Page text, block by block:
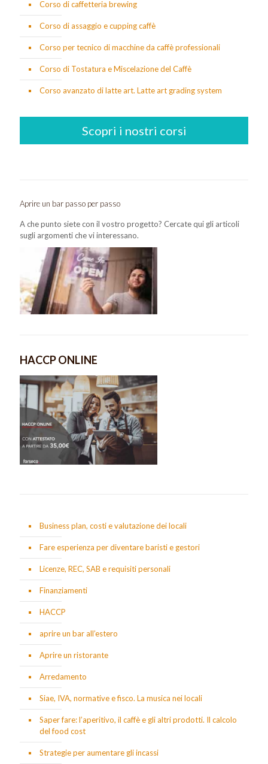
Corso di caffetteria brewing
Corso di assaggio e cupping caffè
Corso per tecnico di macchine da caffè professionali
Corso di Tostatura e Miscelazione del Caffè
Corso avanzato di latte art. Latte art grading system
Scopri i nostri corsi
Aprire un bar passo per passo
A che punto siete con il vostro progetto? Cercate qui gli articoli
sugli argomenti che vi interessano.
HACCP ONLINE
Business plan, costi e valutazione dei locali
Fare esperienza per diventare baristi e gestori
Licenze, REC, SAB e requisiti personali
Finanziamenti
HACCP
aprire un bar all’estero
Aprire un ristorante
Arredamento
Siae, IVA, normative e fisco. La musica nei locali
Saper fare: l’aperitivo, il caffè e gli altri prodotti. Il calcolo
del food cost
Strategie per aumentare gli incassi